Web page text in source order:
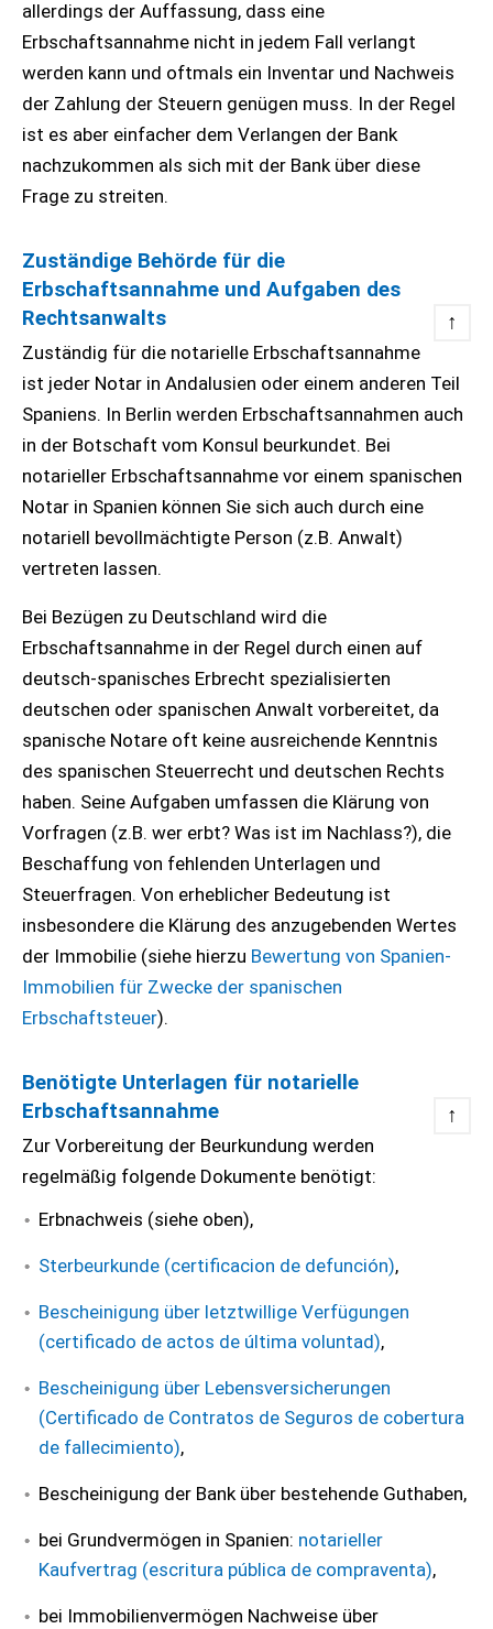
allerdings der Auffassung, dass eine
Erbschaftsannahme nicht in jedem Fall verlangt
werden kann und oftmals ein Inventar und Nachweis
der Zahlung der Steuern genügen muss. In der Regel
ist es aber einfacher dem Verlangen der Bank
nachzukommen als sich mit der Bank über diese
Frage zu streiten.
Zuständige Behörde für die
Erbschaftsannahme und Aufgaben des
Rechtsanwalts
↑
Zuständig für die notarielle Erbschaftsannahme
ist jeder Notar in Andalusien oder einem anderen Teil
Spaniens. In Berlin werden Erbschaftsannahmen auch
in der Botschaft vom Konsul beurkundet. Bei
notarieller Erbschaftsannahme vor einem spanischen
Notar in Spanien können Sie sich auch durch eine
notariell bevollmächtigte Person (z.B. Anwalt)
vertreten lassen.
Bei Bezügen zu Deutschland wird die
Erbschaftsannahme in der Regel durch einen auf
deutsch-spanisches Erbrecht spezialisierten
deutschen oder spanischen Anwalt vorbereitet, da
spanische Notare oft keine ausreichende Kenntnis
des spanischen Steuerrecht und deutschen Rechts
haben. Seine Aufgaben umfassen die Klärung von
Vorfragen (z.B. wer erbt? Was ist im Nachlass?), die
Beschaffung von fehlenden Unterlagen und
Steuerfragen. Von erheblicher Bedeutung ist
insbesondere die Klärung des anzugebenden Wertes
der Immobilie (siehe hierzu Bewertung von Spanien-
Immobilien für Zwecke der spanischen
Erbschaftsteuer).
Benötigte Unterlagen für notarielle
Erbschaftsannahme
↑
Zur Vorbereitung der Beurkundung werden
regelmäßig folgende Dokumente benötigt:
Erbnachweis (siehe oben),
Sterbeurkunde (certificacion de defunción),
Bescheinigung über letztwillige Verfügungen
(certificado de actos de última voluntad),
Bescheinigung über Lebensversicherungen
(Certificado de Contratos de Seguros de cobertura
de fallecimiento),
Bescheinigung der Bank über bestehende Guthaben,
bei Grundvermögen in Spanien: notarieller
Kaufvertrag (escritura pública de compraventa),
bei Immobilienvermögen Nachweise über